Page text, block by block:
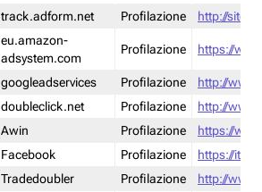
track.adform.net Profilazione http://
eu.amazon-
adsystem.com
Profilazione https://
googleadservices Profilazione
http://
doubleclick.net Profilazione
http://
Awin Profilazione
https://
Facebook Profilazione
https://it-
Tradedoubler Profilazione
http://